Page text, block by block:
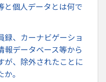
と個人データとは何で
録、カーナビゲーショ
報データベース等から
が、除外されたことに
。